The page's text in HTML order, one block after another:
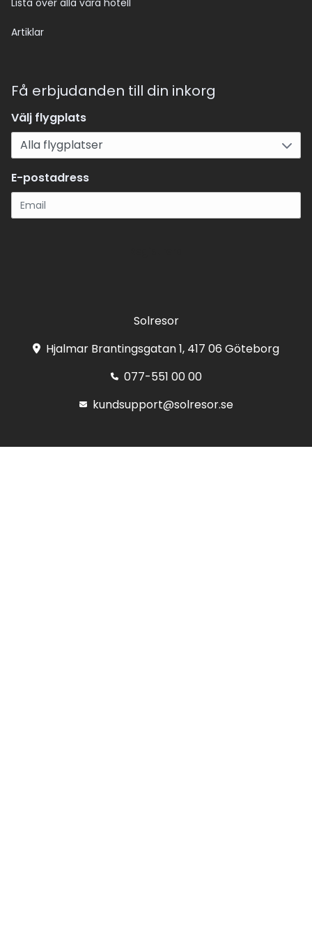
Lista över alla våra hotell
Artiklar
Få erbjudanden till din inkorg
Välj flygplats
E-postadress
Solresor
Hjalmar Brantingsgatan 1, 417 06 Göteborg
077-551 00 00
kundsupport@solresor.se